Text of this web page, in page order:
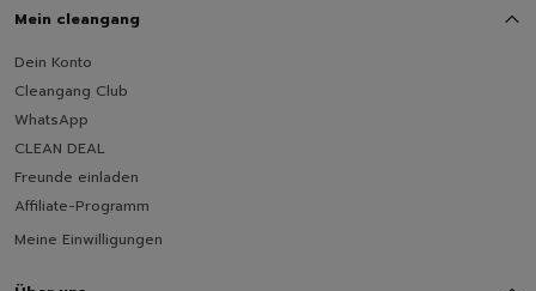
Mein cleangang
Dein Konto
Cleangang Club
WhatsApp
CLEAN DEAL
Freunde einladen
Affiliate-Programm
Meine Einwilligungen